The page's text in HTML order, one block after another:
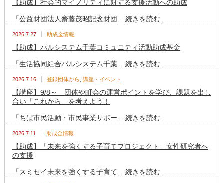
【助成】社会的マイノリティに対する支援活動への助成
「公益財団法人齋藤茂昭記念財団 ...続きを読む
2026.7.27 助成金情報
【助成】パルシステム千葉コミュニティ活動助成基金
「生活協同組合パルシステム千葉 ...続きを読む
2026.7.16 登録団体から 講座・イベント
【講座】9/8～ 団体や町会の運営ポイントを学び、課題を出し
合い「これから」を考えよう！
「ちば市民活動・市民事業サポー ...続きを読む
2026.7.11 助成金情報
【助成】「未来を強くする子育てプロジェクト」女性研究者へ
の支援
「スミセイ未来を強くする子育て ...続きを読む